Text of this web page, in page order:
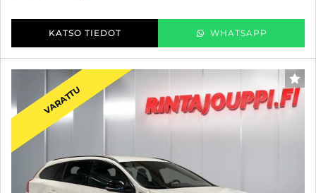
KATSO TIEDOT WHATSAPP
VARATTU